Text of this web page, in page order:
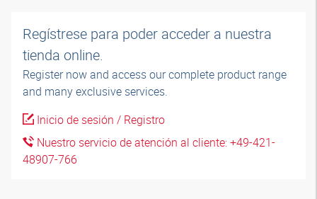
Regístrese para poder acceder a nuestra
tienda online.
Register now and access our complete product range
and many exclusive services.
Inicio de sesión / Registro
Nuestro servicio de atención al cliente: +49-421-
48907-766